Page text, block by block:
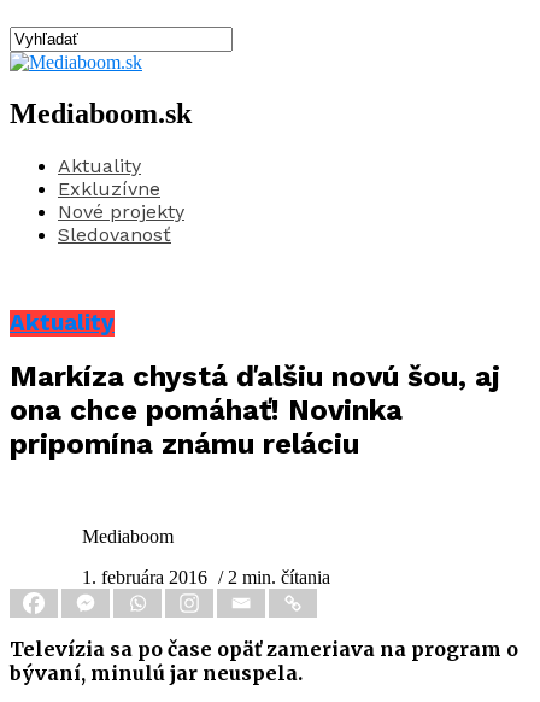
Mediaboom.sk
Aktuality
Exkluzívne
Nové projekty
Sledovanosť
Aktuality
Markíza chystá ďalšiu novú šou, aj
ona chce pomáhať! Novinka
pripomína známu reláciu
Mediaboom
1. februára 2016 / 2 min. čítania
Televízia sa po čase opäť zameriava na program o
bývaní, minulú jar neuspela.